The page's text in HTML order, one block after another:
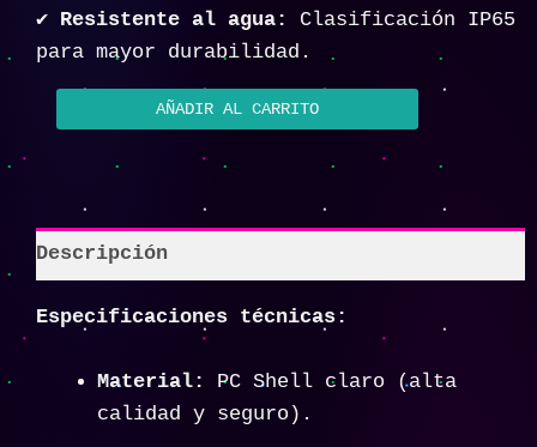
✔ Resistente al agua:
Clasificación IP65
para mayor durabilidad.
AÑADIR AL CARRITO
Descripción
Especificaciones técnicas:
Material:
PC Shell claro (alta
calidad y seguro).